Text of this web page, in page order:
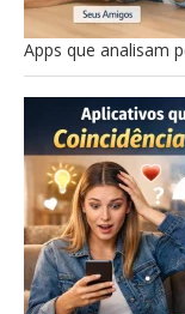
Apps que analisam